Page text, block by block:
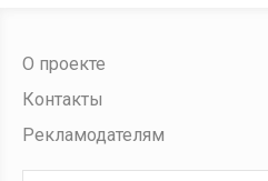
О проекте
Контакты
Рекламодателям